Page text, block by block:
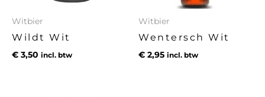
Witbier
Wildt Wit
€ 3,50 incl. btw
Witbier
Wentersch Wit
€ 2,95 incl. btw